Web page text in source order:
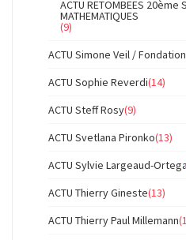
ACTU RETOMBEES 20ème
MATHEMATIQUES
(9)
ACTU Simone Veil /
ACTU Sophie Reverdi(14)
ACTU Steff Rosy(9)
ACTU Svetlana Pironko(13)
ACTU Sylvie Largeaud-Ortega
ACTU Thierry Gineste(13)
ACTU Thierry Paul Millemann